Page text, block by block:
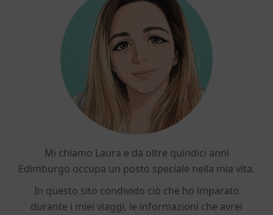
Mi chiamo Laura e da oltre quindici anni
Edimburgo occupa un posto speciale nella mia vita.
In questo sito condivido ciò che ho imparato
durante i miei viaggi, le informazioni che avrei